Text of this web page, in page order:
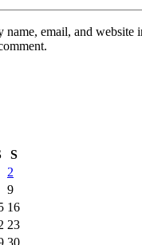
name, email, and website
S
2
9
16
23
30